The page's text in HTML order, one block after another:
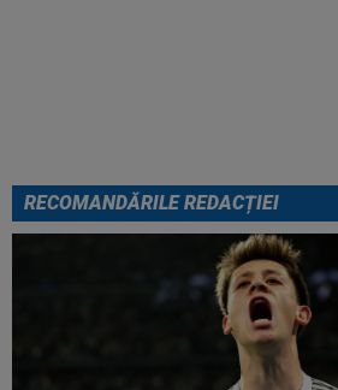
RECOMANDĂRILE REDACȚIEI